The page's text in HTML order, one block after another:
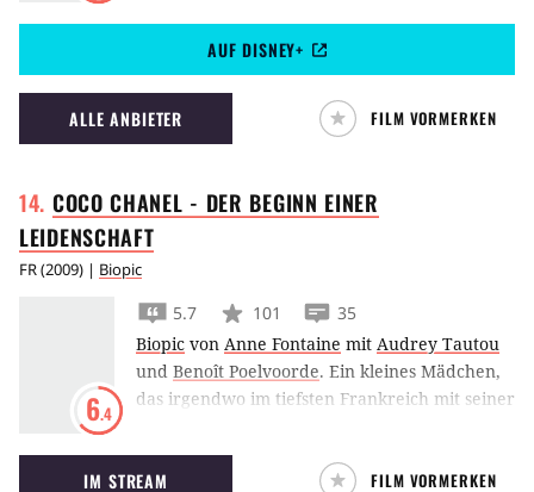
wahnsinnigen Hundefell-Liebhaberin eine
Vorgeschichte.AUF DISNEY+
ALLE ANBIETER FILM VORMERKEN
COCO CHANEL - DER BEGINN EINER
LEIDENSCHAFT
FR(2009) | Biopic
6.4
5.7 101
35
Biopic von Anne Fontaine mit Audrey Tautou
und Benoît Poelvoorde. Ein kleines Mädchen,
das irgendwo im tiefsten Frankreich mit seiner
jeden Sonntag vergeblich darauf wartet, vom
Vater abgeholt zu werden. Eine
IM STREAM FILM VORMERKEN